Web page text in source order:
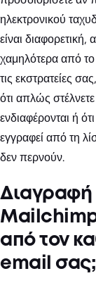
ηλεκτρονικού
είναι διαφορετική,
χαμηλότερα από
τις εκστρατείες
ότι απλώς
ενδιαφέρονται ή
εγγραφεί από τη
δεν περνούν.
Διαγραφή
Mailchimp
από τον
email σας;